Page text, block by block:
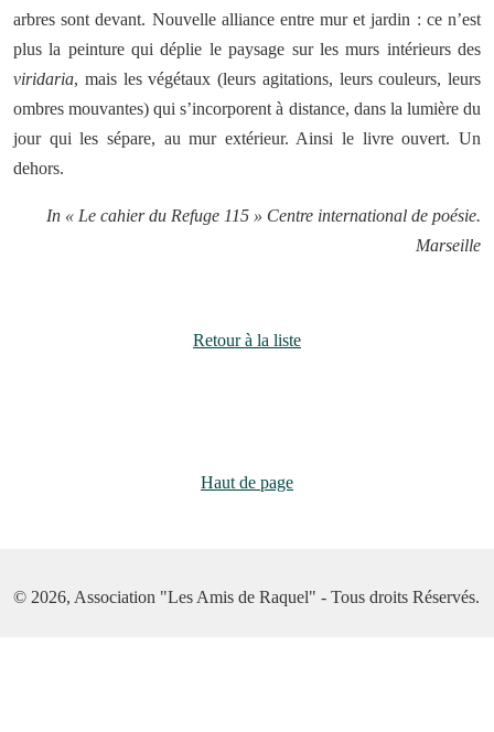
arbres sont devant. Nouvelle alliance entre mur et jardin : ce n’est
plus la peinture qui déplie le paysage sur les murs intérieurs des
viridaria, mais les végétaux (leurs agitations, leurs couleurs, leurs
ombres mouvantes) qui s’incorporent à distance, dans la lumière du
jour qui les sépare, au mur extérieur. Ainsi le livre ouvert. Un
dehors.
In « Le cahier du Refuge 115 » Centre international de poésie.
Marseille
Retour à la liste
Haut de page
© 2026, Association "Les Amis de Raquel" - Tous droits Réservés.